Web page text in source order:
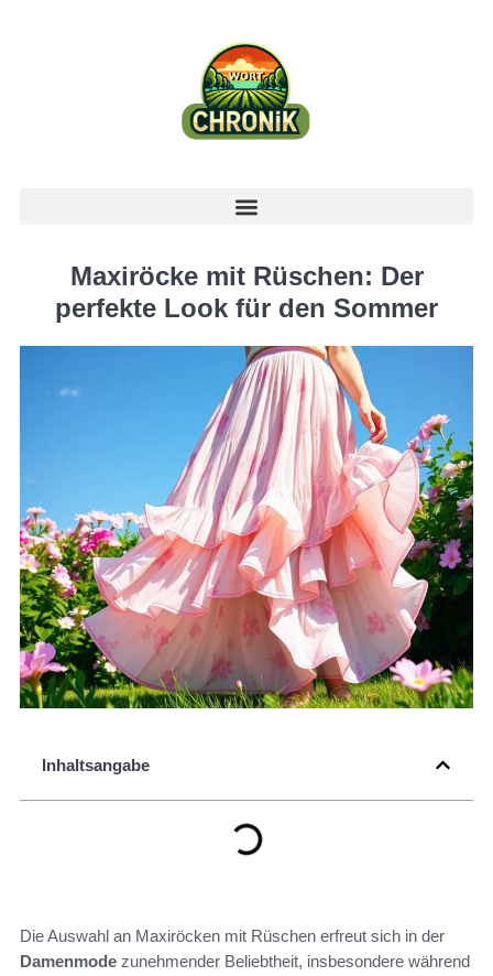
Maxiröcke mit Rüschen: Der
perfekte Look für den Sommer
Inhaltsangabe
Die Auswahl an Maxiröcken mit Rüschen erfreut sich in der
Damenmode zunehmender Beliebtheit, insbesondere während